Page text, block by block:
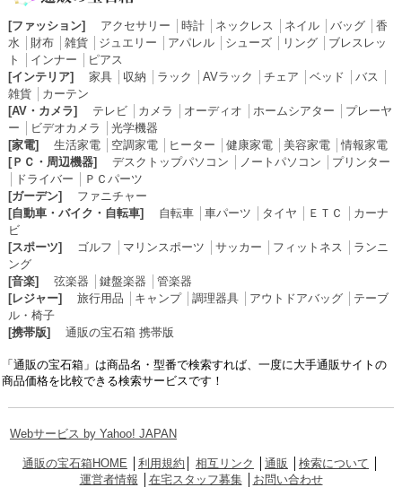
[ファッション] アクセサリー 時計│ ネックレス ネイル│ バッグ│ 香
水
財布│ 雑貨│ ジュエリー アパレル│ シューズ│ リング│ ブレスレッ
ト
インナー
ピアス
[インテリア]
家具│ 収納 ラック AVラック チェア ベッド バス
雑貨│ カーテン
[AV・カメラ]
テレビ│ カメラ オーディオ ホームシアター
プレーヤ
ー
ビデオカメラ
光学機器
[家電]
生活家電│ 空調家電│ ヒーター 健康家電│ 美容家電│情報家電
[ＰＣ・周辺機器]
デスクトップパソコン ノートパソコン
プリンター
ドライバー
ＰＣパーツ
[ガーデン]
ファニチャー
[自動車・バイク・自転車]
自転車│ 車パーツ タイヤ ＥＴＣ
カーナ
ビ
[スポーツ]
ゴルフ マリンスポーツ サッカー フィットネス
ランニ
ング
[音楽]
弦楽器 鍵盤楽器
管楽器
[レジャー]
旅行用品 キャンプ│ 調理器具│ アウトドアバッグ│ テーブ
ル・椅子
[携帯版]
通販の宝石箱 携帯版
「通販の宝石箱」は商品名・型番で検索すれば、一度に大手通販サイトの
商品価格を比較できる検索サービスです！
Webサービス by Yahoo! JAPAN
通販の宝石箱HOME 利用規約 相互リンク 通販 検索について
運営者情報
在宅スタッフ募集│ お問い合わせ